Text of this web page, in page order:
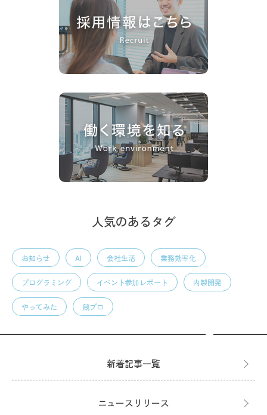
人気のあるタグ
お知らせ AI 会社生活 業務効率化
プログラミング イベント参加レポート 内製開発
やってみた 競プロ
新着記事一覧
ニュースリリース